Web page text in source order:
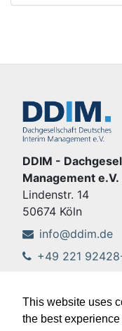
This website uses
the best
DDIM -
Management e.V.
Lindenstr. 14
50674 Köln
info@ddim.de
+49 221
Copyright ©
Interim
Imprint|Privacy